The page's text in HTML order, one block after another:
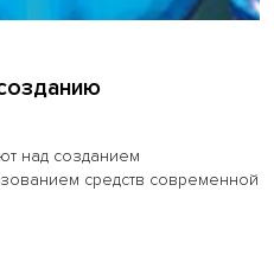
над созданием
средств современной